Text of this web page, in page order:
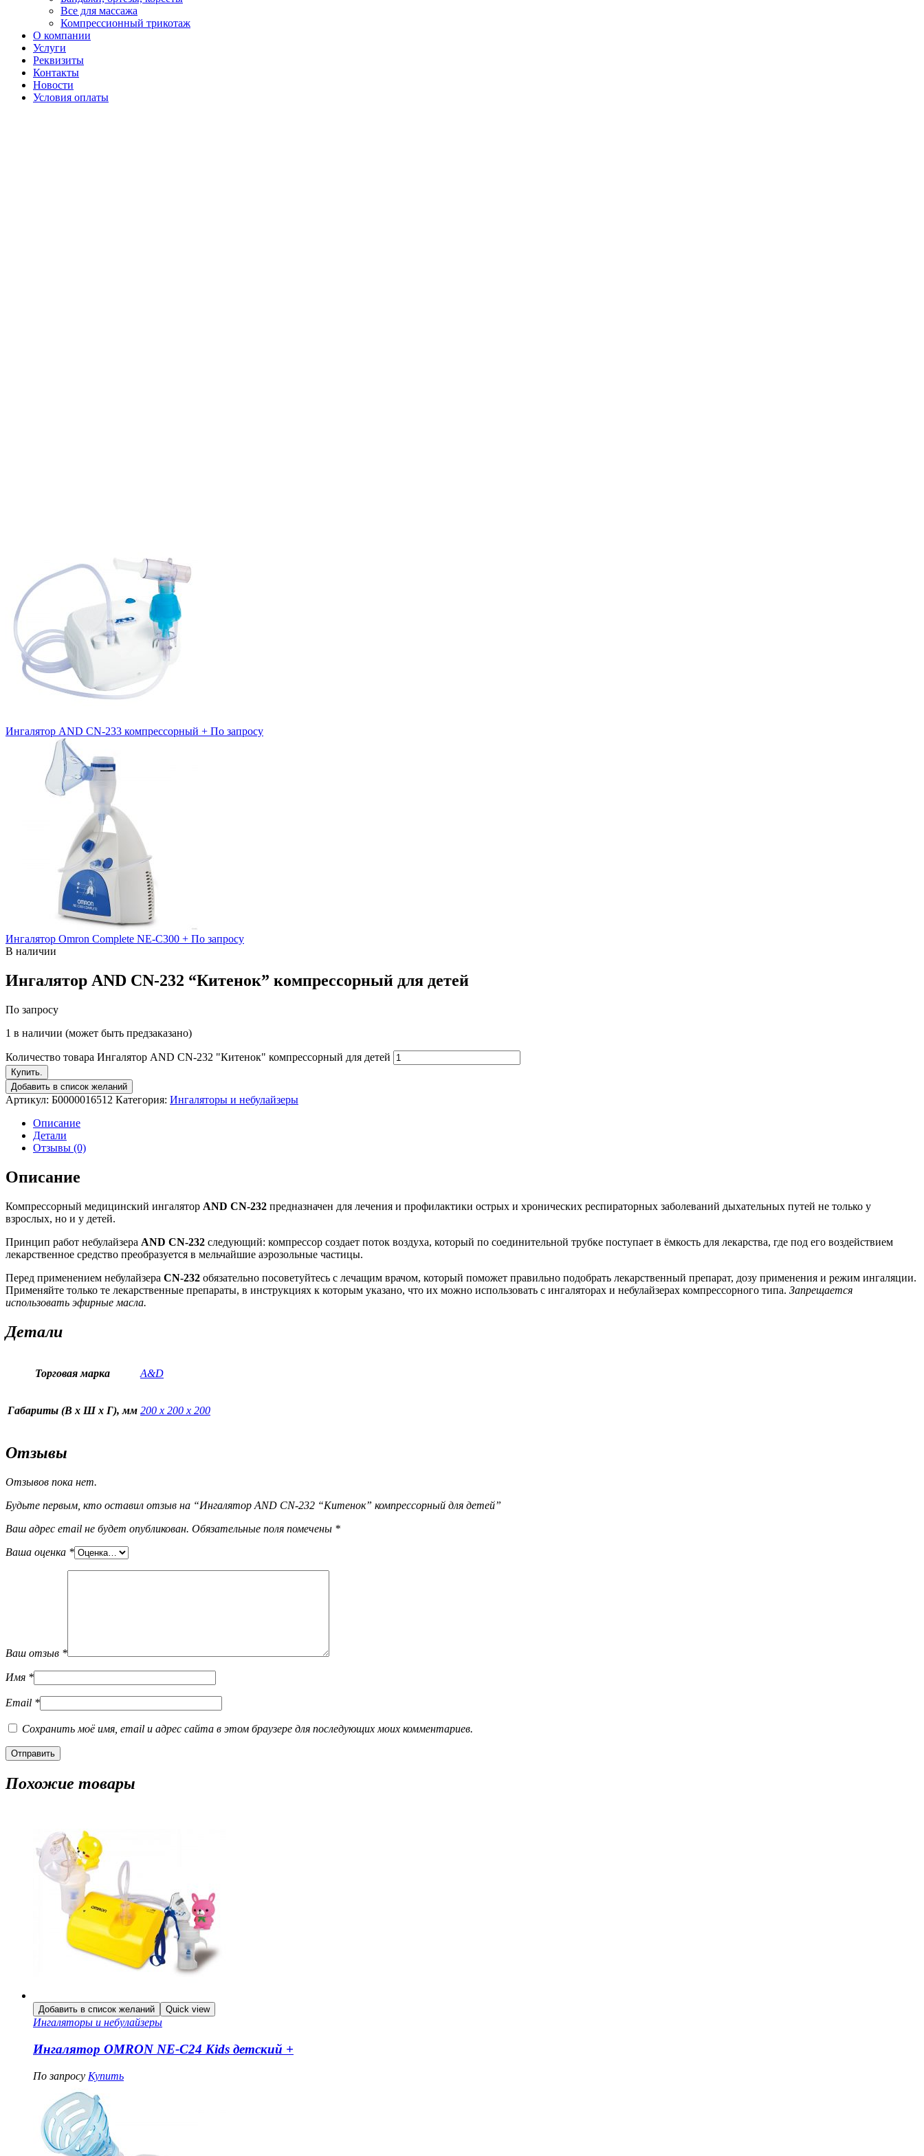
Все для массажа
Компрессионный трикотаж
О компании
Услуги
Реквизиты
Контакты
Новости
Условия оплаты
Ингалятор AND CN-233 компрессорный + По запросу
Ингалятор Omron Complete NE-C300 + По запросу
В наличии
Ингалятор AND CN-232 “Китенок” компрессорный для детей
По запросу
1 в наличии (может быть предзаказано)
Количество товара Ингалятор AND CN-232 "Китенок" компрессорный для детей
Купить.
Добавить в список желаний
Артикул: Б0000016512 Категория: Ингаляторы и небулайзеры
Описание
Детали
Отзывы (0)
Описание
Компрессорный медицинский ингалятор AND CN-232 предназначен для лечения и профилактики острых и хронических респираторных заболеваний дыхательных путей не только у
взрослых, но и у детей.
Принцип работ небулайзера AND CN-232 следующий: компрессор создает поток воздуха, который по соединительной трубке поступает в ёмкость для лекарства, где под его воздействием
лекарственное средство преобразуется в мельчайшие аэрозольные частицы.
Перед применением небулайзера CN-232 обязательно посоветуйтесь с лечащим врачом, который поможет правильно подобрать лекарственный препарат, дозу применения и режим ингаляции.
Применяйте только те лекарственные препараты, в инструкциях к которым указано, что их можно использовать с ингаляторах и небулайзерах компрессорного типа. Запрещается
использовать эфирные масла.
Детали
Торговая марка A&D
Габариты (В х Ш х Г), мм 200 х 200 х 200
Отзывы
Отзывов пока нет.
Будьте первым, кто оставил отзыв на “Ингалятор AND CN-232 “Китенок” компрессорный для детей”
Ваш адрес email не будет опубликован. Обязательные поля помечены *
Ваша оценка *
Ваш отзыв *
Имя *
Email *
Сохранить моё имя, email и адрес сайта в этом браузере для последующих моих комментариев.
Похожие товары
Добавить в список желаний Quick view
Ингаляторы и небулайзеры
Ингалятор OMRON NE-C24 Kids детский +
По запросу Купить